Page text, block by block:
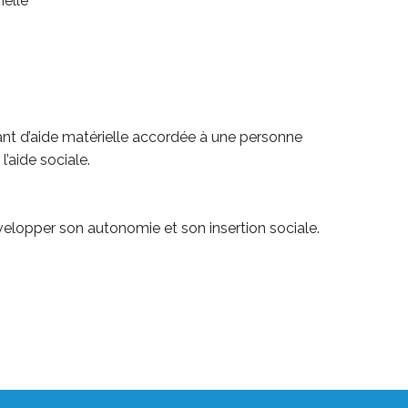
d’aide matérielle accordée à une personne
sociale.
son autonomie et son insertion sociale.